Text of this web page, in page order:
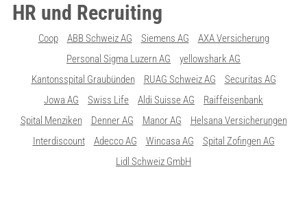
HR und Recruiting
Coop ABB Schweiz AG Siemens AG
AXA Versicherung
Personal Sigma Luzern AG
yellowshark AG
Kantonsspital Graubünden
RUAG Schweiz AG
Securitas AG
Jowa AG
Swiss Life Aldi Suisse AG
Raiffeisenbank
Spital Menziken
Denner AG Manor AG
Helsana Versicherungen
Interdiscount
Adecco AG Wincasa AG
Spital Zofingen AG
Lidl Schweiz GmbH